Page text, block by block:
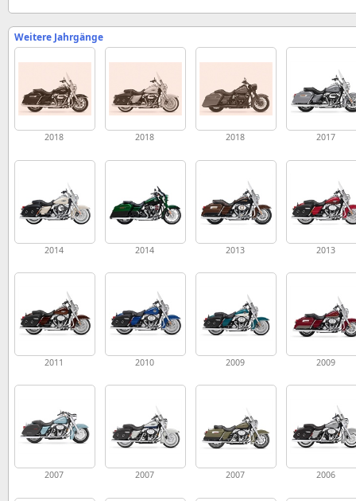
Weitere Jahrgänge
2018 2018 2018 2017
2014 2014 2013 2013
2011 2010 2009 2009
2007 2007 2007 2006